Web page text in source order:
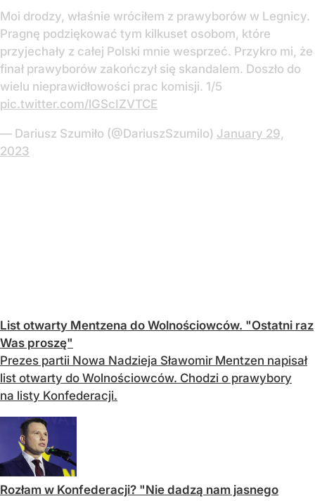
Moi drodzy, właśnie wróciłem z prawyborów w Legnicy.
Pragnę podziękować tym kilkuset osobom, które
przyjechały z całej Polski mnie wesprzeć. Przykro mi, że
finał prawyborów zakończył się skandalem. Doszło do
wielu nieprawidłowości prac komisji. 1/5
pic.twitter.com/lGScIZVTCE
— Dariusz Szumiło (@DariuszSzumilo) January 29,
2023
List otwarty Mentzena do Wolnościowców. "Ostatni raz
Was proszę"
Prezes partii Nowa Nadzieja Sławomir Mentzen napisał
list otwarty do Wolnościowców. Chodzi o prawybory
na listy Konfederacji.
Rozłam w Konfederacji? "Nie dadzą nam jasnego